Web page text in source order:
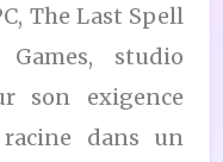
The Last Spell
studio
son exigence
dans un